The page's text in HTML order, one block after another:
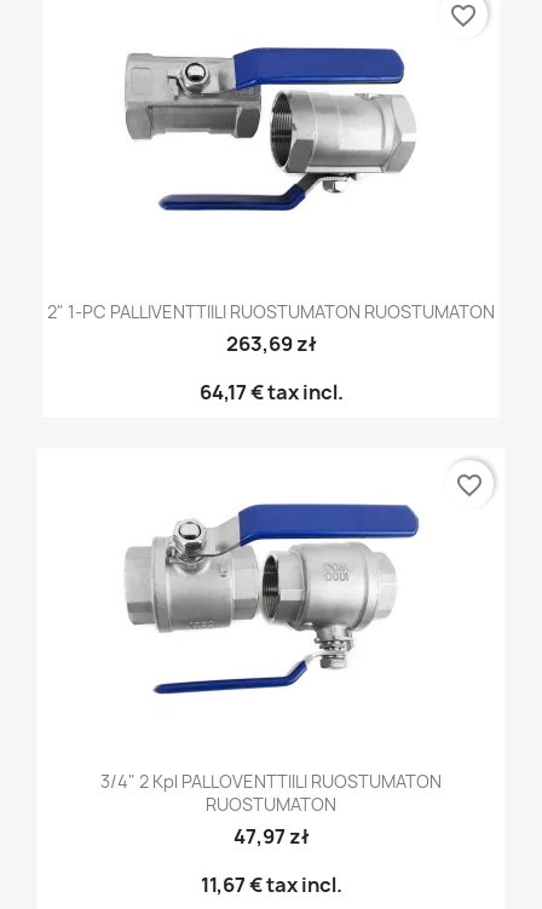
2" 1-PC PALLIVENTTIILI RUOSTUMATON RUOSTUMATON
263,69 zł
64,17 €tax incl.
favorite_border
3/4" 2 Kpl PALLOVENTTIILI RUOSTUMATON
RUOSTUMATON
47,97 zł
11,67 €tax incl.
favorite_border